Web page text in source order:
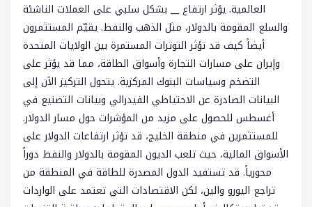
العالمية. يؤثر ارتفاع __ بشكل سلبي على العملات الناشئة
والسلع المقومة بالدولار، مثل الذهب والنفط. يقيّم المستثمرون
أيضاً كيف قد تؤثر التوترات المستمرة بين الولايات المتحدة
وإيران على مسارات التجارة وأسواق الطاقة، مما قد يؤثر على
التضخم وسياسات البنوك المركزية. يتحول التركيز الآن إلى
البيانات الصادرة عن الاحتياطي الفيدرالي وبيانات التصنيع في
أغسطس للحصول على مزيد من المؤشرات حول مسار الدولار.
للمستثمرين في منطقة الخليج، قد تؤثر ارتفاعات الدولار على
الأسواق المالية، حيث تلعب الديون المقومة بالدولار والنفط دوراً
محورياً. قد تستفيد الدول المصدرة للطاقة في المنطقة من
تراجع اليورو والين، لكن الاقتصادات التي تعتمد على الواردات